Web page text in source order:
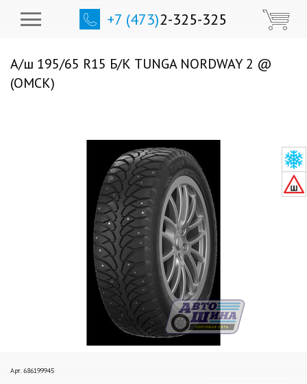
+7 (473)2-325-325
А/ш 195/65 R15 Б/К TUNGA NORDWAY 2 @
(ОМСК)
Арт. 686199945